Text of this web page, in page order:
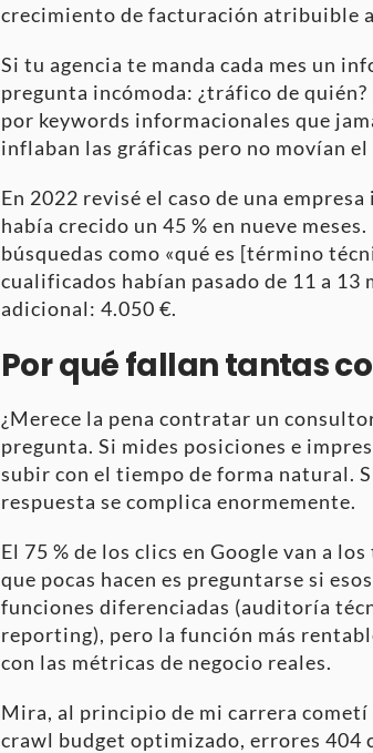
crecimiento de facturación atribuible
Si tu agencia te manda cada mes un
pregunta incómoda: ¿tráfico de
por keywords informacionales que
inflaban las gráficas pero no movían
En 2022 revisé el caso de una
había crecido un 45 % en nueve
búsquedas como «qué es [término
cualificados habían pasado de 11 a
adicional: 4.050 €.
Por qué fallan tantas
¿Merece la pena contratar un
pregunta. Si mides posiciones e
subir con el tiempo de forma natural.
respuesta se complica enormemente.
El 75 % de los clics en Google van a
que pocas hacen es preguntarse si
funciones diferenciadas (auditoría
reporting), pero la función más
con las métricas de negocio reales.
Mira, al principio de mi carrera
crawl budget optimizado, errores 404